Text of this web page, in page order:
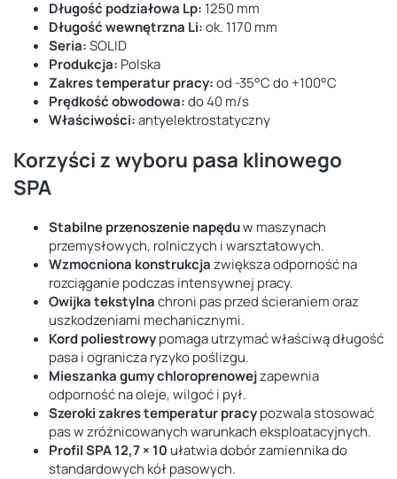
Długość podziałowa Lp: 1250 mm
Długość wewnętrzna Li:ok. 1170 mm
Seria:SOLID
Produkcja: Polska
Zakres temperatur pracy:od -35°C do +100°C
Prędkość obwodowa:do 40 m/s
Właściwości:antyelektrostatyczny
Korzyści z wyboru pasa klinowego
SPA
Stabilne przenoszenie napęduw maszynach
przemysłowych, rolniczych i warsztatowych.
Wzmocniona konstrukcjazwiększa odporność na
rozciąganie podczas intensywnej pracy.
Owijka tekstylnachroni pas przed ścieraniem oraz
uszkodzeniami mechanicznymi.
Kord poliestrowypomaga utrzymać właściwą długość
pasa i ogranicza ryzyko poślizgu.
Mieszanka gumy chloroprenowejzapewnia
odporność na oleje, wilgoć i pył.
Szeroki zakres temperatur pracypozwala stosować
pas w zróżnicowanych warunkach eksploatacyjnych.
Profil SPA 12,7 × 10 ułatwia dobór zamiennika do
standardowych kół pasowych.